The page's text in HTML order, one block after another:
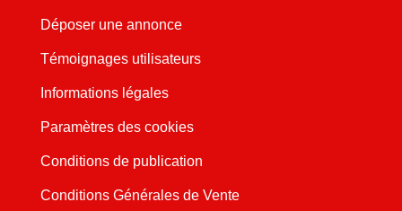
Déposer une annonce
Témoignages utilisateurs
Informations légales
Paramètres des cookies
Conditions de publication
Conditions Générales de Vente